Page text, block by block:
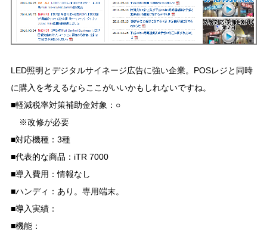
LED照明とデジタルサイネージ広告に強い企業。POSレジと同時
に購入を考えるならここがいいかもしれないですね。
■軽減税率対策補助金対象：○
※改修が必要
■対応機種：3種
■代表的な商品：iTR 7000
■導入費用：情報なし
■ハンディ：あり。専用端末。
■導入実績：
■機能：